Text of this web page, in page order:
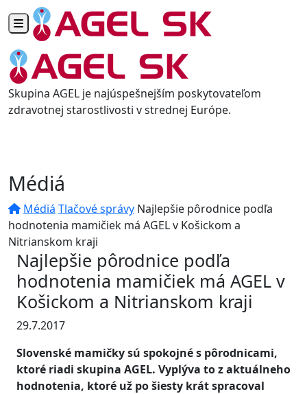
Toggle navigation
Skupina AGEL je najúspešnejším poskytovateľom
zdravotnej starostlivosti v strednej Európe.
Médiá
Médiá Tlačové správy Najlepšie pôrodnice podľa
hodnotenia mamičiek má AGEL v Košickom a
Nitrianskom kraji
Najlepšie pôrodnice podľa
hodnotenia mamičiek má AGEL v
Košickom a Nitrianskom kraji
29.7.2017
Slovenské mamičky sú spokojné s pôrodnicami,
ktoré riadi skupina AGEL. Vyplýva to z aktuálneho
hodnotenia, ktoré už po šiesty krát spracoval